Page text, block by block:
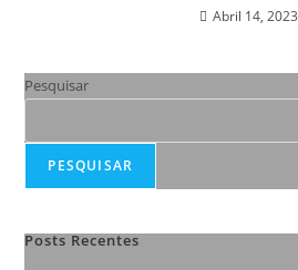
Abril 14, 2023
Pesquisar
PESQUISAR
Posts Recentes